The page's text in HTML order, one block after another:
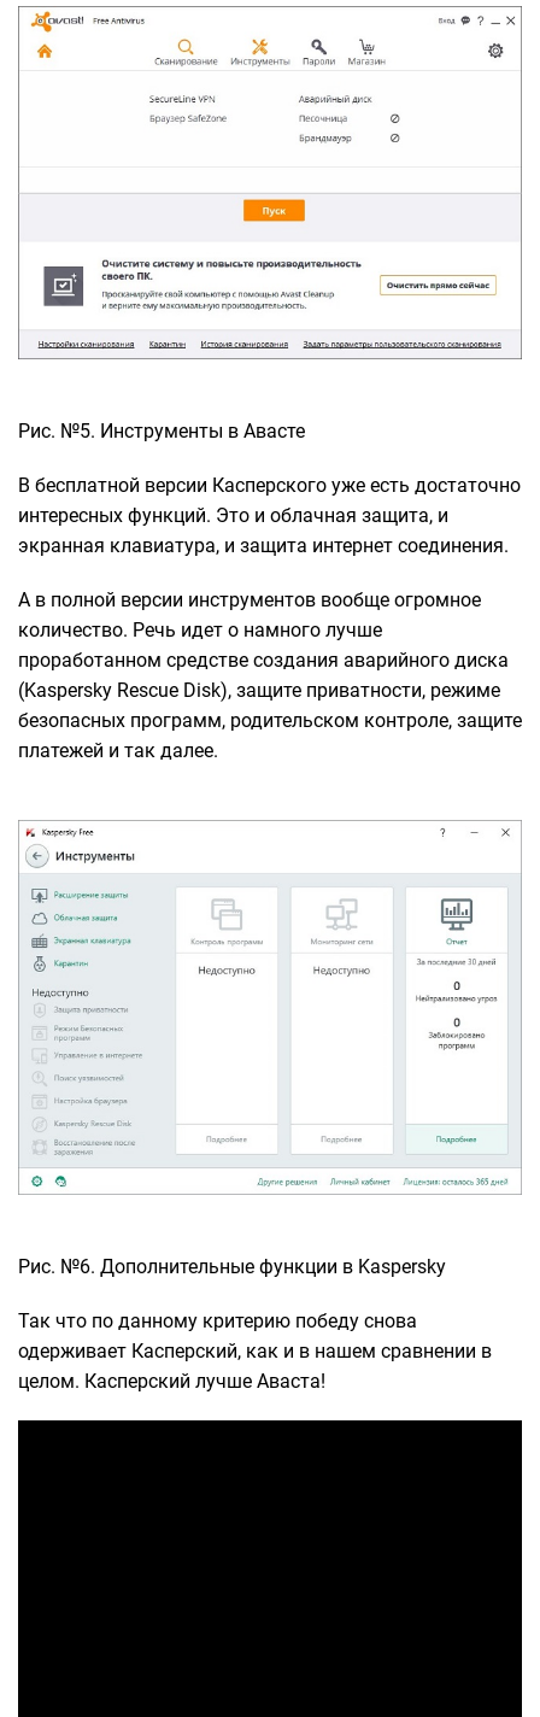
Рис. №5. Инструменты в Авасте
В бесплатной версии Касперского уже есть достаточно
интересных функций. Это и облачная защита, и
экранная клавиатура, и защита интернет соединения.
А в полной версии инструментов вообще огромное
количество. Речь идет о намного лучше
проработанном средстве создания аварийного диска
(Kaspersky Rescue Disk), защите приватности, режиме
безопасных программ, родительском контроле, защите
платежей и так далее.
Рис. №6. Дополнительные функции в Kaspersky
Так что по данному критерию победу снова
одерживает Касперский, как и в нашем сравнении в
целом. Касперский лучше Аваста!